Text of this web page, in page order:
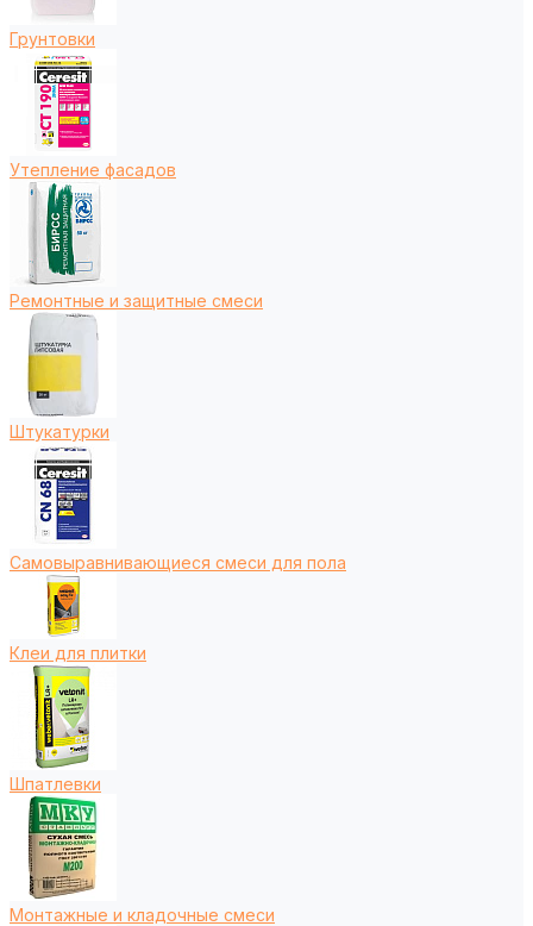
Грунтовки
Утепление фасадов
Ремонтные и защитные смеси
Штукатурки
Самовыравнивающиеся смеси для пола
Клеи для плитки
Шпатлевки
Монтажные и кладочные смеси